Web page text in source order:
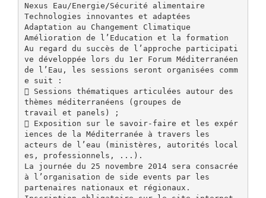
Nexus Eau/Energie/Sécurité alimentaire
Technologies innovantes et adaptées
Adaptation au Changement Climatique
Amélioration de l’Education et la formation
Au regard du succès de l’approche participati
ve développée lors du 1er Forum Méditerranéen
de l’Eau, les sessions seront organisées comm
e suit :
 Sessions thématiques articulées autour des
thèmes méditerranéens (groupes de
travail et panels) ;
 Exposition sur le savoir-faire et les expér
iences de la Méditerranée à travers les
acteurs de l’eau (ministères, autorités local
es, professionnels, ...).
La journée du 25 novembre 2014 sera consacrée
à l’organisation de side events par les
partenaires nationaux et régionaux.